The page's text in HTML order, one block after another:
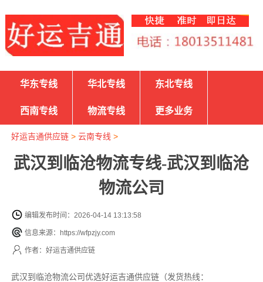
华东专线 华北专线 东北专线
西南专线 物流专线 更多业务
好运吉通供应链> 云南专线 >
武汉到临沧物流专线-武汉到临沧
物流公司
编辑发布时间：2026-04-14 13:13:58
信息来源：https://wfpzjy.com
作者：好运吉通供应链
武汉到临沧物流公司优选好运吉通供应链（发货热线：